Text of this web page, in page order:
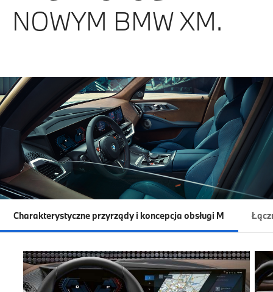
NOWYM BMW XM.
Charakterystyczne przyrządy i koncepcja obsługi M